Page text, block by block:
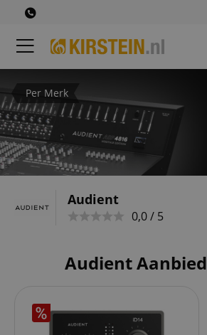
Per Merk
Audient
0,0 / 5
Audient